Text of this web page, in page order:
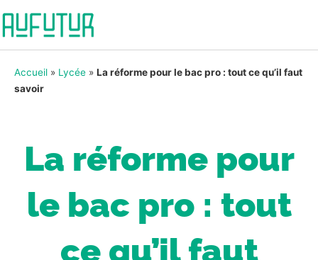
Accueil » Lycée » La réforme pour le bac pro : tout ce qu’il faut
savoir
La réforme pour
le bac pro : tout
ce qu’il faut